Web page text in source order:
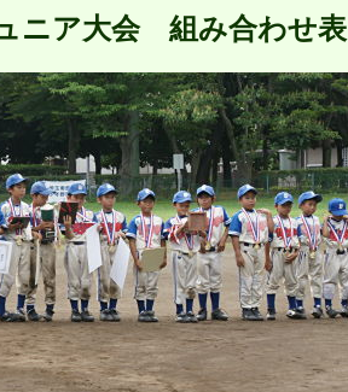
ニア大会 組み合わせ表